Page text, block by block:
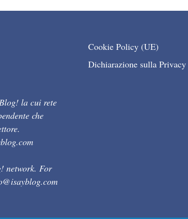
la cui rete
che
network. For
Cookie Policy (UE)
Dichiarazione sulla